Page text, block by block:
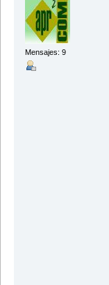
Mensajes: 9